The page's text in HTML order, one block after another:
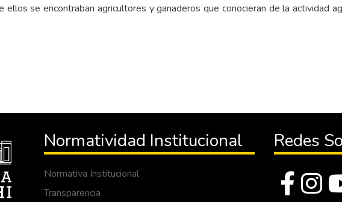
se encontraban agricultores y ganaderos que conocieran de la actividad
a 48 moradores debido a la pandemia de forma virtual por medio de la
El objetivo de la presente investigación es realizar un diagnóstico a la
el Carmelo, donde primeramente se utilizó la aplicación Google drive y se
información, posteriormente esta información fue tratada estadísticamente
SPSS, permitió analiza e interpretar los datos obtenidos, concluyendo
es la agricultura, ganadería y la cultura , al integrar el diseño de la estrategia en
Normatividad Institucional
Normativa Institucional
Transparencia
Redes